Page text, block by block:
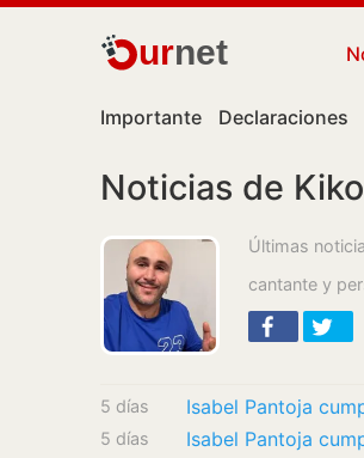
urnet
Importante Declaraciones
Noticias de
Últimas
cantante y
5 días Isabel Pantoja
5 días Isabel Pantoja